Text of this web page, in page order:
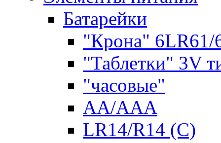
Батарейки
"Крона" 6LR61/
"Таблетки" 3V
"часовые"
AA/AAA
LR14/R14 (C)